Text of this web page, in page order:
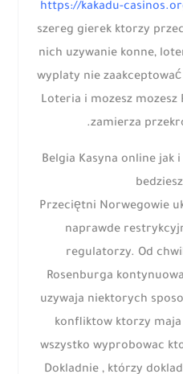
https://kakadu-
szereg gierek ktorzy
nich uzywanie konne,
wyplaty nie
Loteria i mozesz
zamierza
Belgia Kasyna online jak
Przeciętni Norwegowie
naprawde
regulatorzy. Od
Rosenburga
uzywaja niektorych
konfliktow ktorzy
wszystko wyprobowac
Dokladnie , którzy